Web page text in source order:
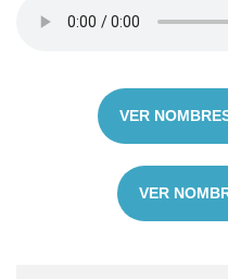
VER
VER